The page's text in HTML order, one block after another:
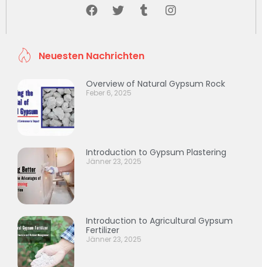
Neuesten Nachrichten
Overview of Natural Gypsum Rock
Feber 6, 2025
Introduction to Gypsum Plastering
Jänner 23, 2025
Introduction to Agricultural Gypsum
Fertilizer
Jänner 23, 2025